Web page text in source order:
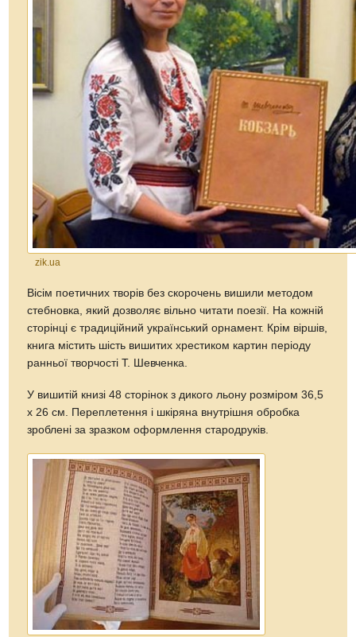
zik.ua
Вісім поетичних творів без скорочень вишили методом
стебновка, який дозволяє вільно читати поезії. На кожній
сторінці є традиційний український орнамент. Крім віршів,
книга містить шість вишитих хрестиком картин періоду
ранньої творчості Т. Шевченка.
У вишитій книзі 48 сторінок з дикого льону розміром 36,5
х 26 см. Переплетення і шкіряна внутрішня обробка
зроблені за зразком оформлення стародруків.